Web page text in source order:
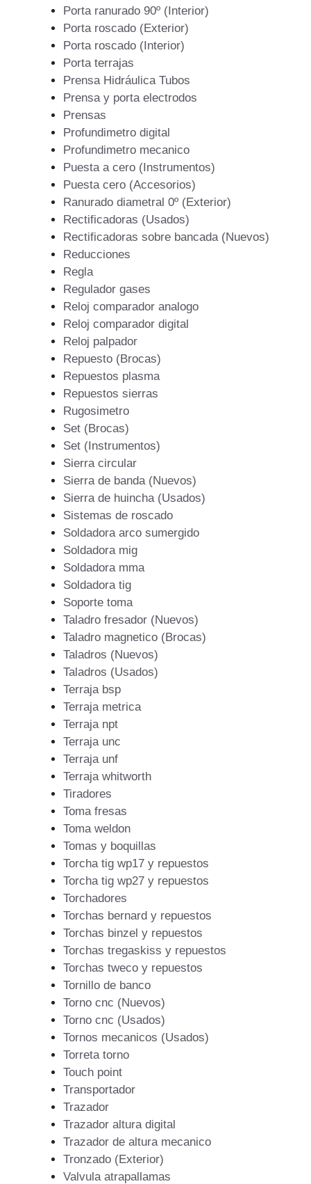
Porta ranurado 90º (Interior)
Porta roscado (Exterior)
Porta roscado (Interior)
Porta terrajas
Prensa Hidráulica Tubos
Prensa y porta electrodos
Prensas
Profundimetro digital
Profundimetro mecanico
Puesta a cero (Instrumentos)
Puesta cero (Accesorios)
Ranurado diametral 0º (Exterior)
Rectificadoras (Usados)
Rectificadoras sobre bancada (Nuevos)
Reducciones
Regla
Regulador gases
Reloj comparador analogo
Reloj comparador digital
Reloj palpador
Repuesto (Brocas)
Repuestos plasma
Repuestos sierras
Rugosimetro
Set (Brocas)
Set (Instrumentos)
Sierra circular
Sierra de banda (Nuevos)
Sierra de huincha (Usados)
Sistemas de roscado
Soldadora arco sumergido
Soldadora mig
Soldadora mma
Soldadora tig
Soporte toma
Taladro fresador (Nuevos)
Taladro magnetico (Brocas)
Taladros (Nuevos)
Taladros (Usados)
Terraja bsp
Terraja metrica
Terraja npt
Terraja unc
Terraja unf
Terraja whitworth
Tiradores
Toma fresas
Toma weldon
Tomas y boquillas
Torcha tig wp17 y repuestos
Torcha tig wp27 y repuestos
Torchadores
Torchas bernard y repuestos
Torchas binzel y repuestos
Torchas tregaskiss y repuestos
Torchas tweco y repuestos
Tornillo de banco
Torno cnc (Nuevos)
Torno cnc (Usados)
Tornos mecanicos (Usados)
Torreta torno
Touch point
Transportador
Trazador
Trazador altura digital
Trazador de altura mecanico
Tronzado (Exterior)
Valvula atrapallamas